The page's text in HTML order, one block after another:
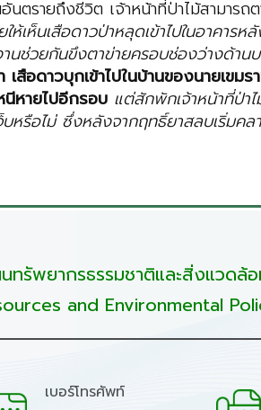
ตรายถึงชีวิต เจ้าหน้าที่ป่าไม้สามารถ
ห้เห็นเสือดาวป่าหลุดเข้าไปในอาค
นช่วยกันขึงตาข่ายครอบช่องว่างด้า
สือดาวบุกเข้าไปในบ้านของนายเข
หายไปอีกรอบ แต่สักพักเจ้าหน้าที่ป่า
รือไม่ ซึ่งหลังจากฤทธิ์ยาสลบเริ่มคล
ทรัพยากรธรรมชาติและสิ่งแวดล้
and Environmental
เบอร์โทรศัพท์